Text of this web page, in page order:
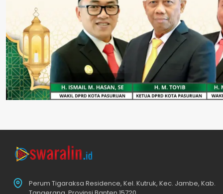
Perum Tigaraksa Residence, Kel. Kutruk, Kec. Jambe, Kab.